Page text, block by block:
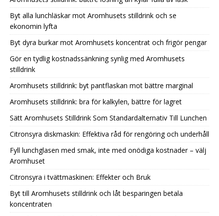
Byt alla lunchläskar mot Aromhusets stilldrink och se
ekonomin lyfta
Byt dyra burkar mot Aromhusets koncentrat och frigör pengar
Gör en tydlig kostnadssänkning synlig med Aromhusets
stilldrink
Aromhusets stilldrink: byt pantflaskan mot bättre marginal
Aromhusets stilldrink: bra för kalkylen, bättre för lagret
Sätt Aromhusets Stilldrink Som Standardalternativ Till Lunchen
Citronsyra diskmaskin: Effektiva råd för rengöring och underhåll
Fyll lunchglasen med smak, inte med onödiga kostnader – välj
Aromhuset
Citronsyra i tvättmaskinen: Effekter och Bruk
Byt till Aromhusets stilldrink och låt besparingen betala
koncentraten